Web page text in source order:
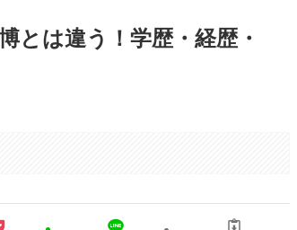
とは違う！学歴・経歴・